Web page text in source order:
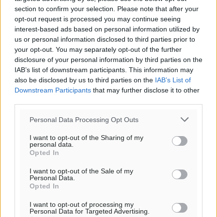
section to confirm your selection. Please note that after your
opt-out request is processed you may continue seeing
interest-based ads based on personal information utilized by
us or personal information disclosed to third parties prior to
your opt-out. You may separately opt-out of the further
disclosure of your personal information by third parties on the
IAB’s list of downstream participants. This information may
also be disclosed by us to third parties on the IAB’s List of
Downstream Participants that may further disclose it to other
Personal Data Processing Opt Outs
I want to opt-out of the Sharing of my
personal data.
Opted In
I want to opt-out of the Sale of my
Personal Data.
Opted In
I want to opt-out of processing my
Personal Data for Targeted Advertising.